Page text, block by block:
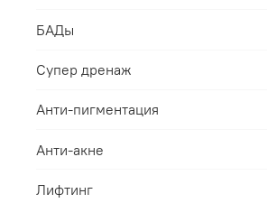
БАДы
Супер дренаж
Анти-пигментация
Анти-акне
Лифтинг